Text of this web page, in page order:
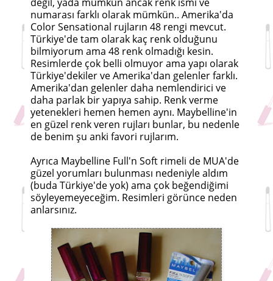
numarası farklı olarak mümkün.. Amerika'da
Color Sensational rujların 48 rengi mevcut.
Türkiye'de tam olarak kaç renk olduğunu
bilmiyorum ama 48 renk olmadığı kesin.
Resimlerde çok belli olmuyor ama yapı olarak
Türkiye'dekiler ve Amerika'dan gelenler farklı.
Amerika'dan gelenler daha nemlendirici ve
daha parlak bir yapıya sahip. Renk verme
yetenekleri hemen hemen aynı. Maybelline'in
en güzel renk veren rujları bunlar, bu nedenle
de benim şu anki favori rujlarım.
Ayrıca Maybelline Full'n Soft rimeli de MUA'de
güzel yorumları bulunması nedeniyle aldım
(buda Türkiye'de yok) ama çok beğendiğimi
söyleyemeyeceğim. Resimleri görünce neden
anlarsınız.